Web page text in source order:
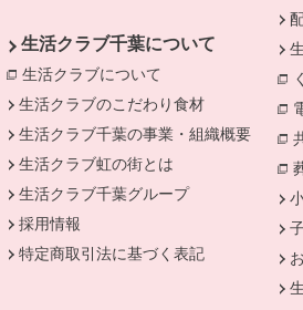
生活クラブ千葉について
生活クラブについて
別のウィンドウで
生活クラブのこだわり食材
生活クラブ千葉の事業・組織概要
生活クラブ虹の街とは
生活クラブ千葉グループ
採用情報
特定商取引法に基づく表記